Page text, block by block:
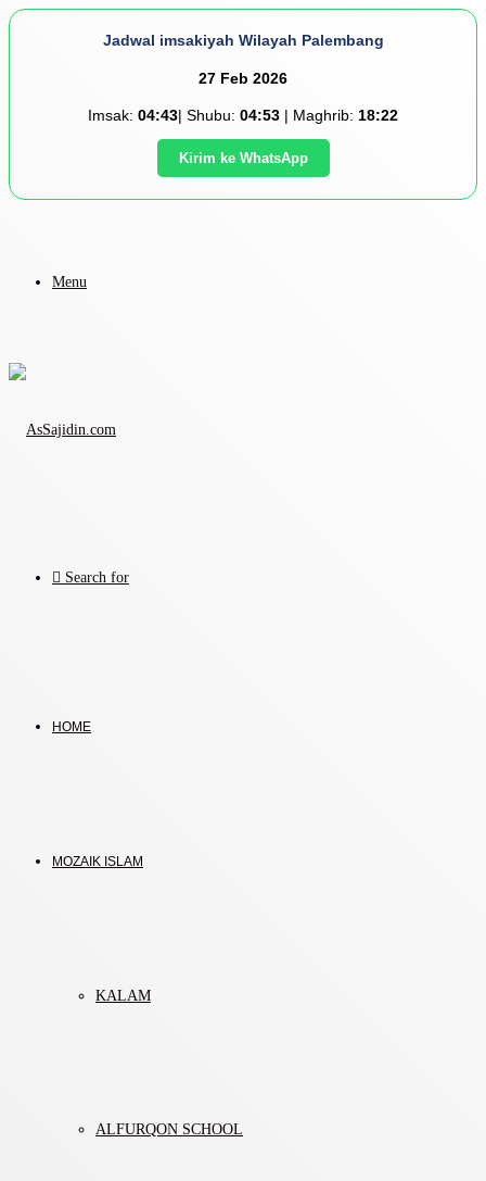
Jadwal imsakiyah Wilayah Palembang
27 Feb 2026
Imsak: 04:43| Shubu: 04:53 | Maghrib: 18:22
Kirim ke WhatsApp
Menu
Search for
HOME
MOZAIK ISLAM
KALAM
ALFURQON SCHOOL